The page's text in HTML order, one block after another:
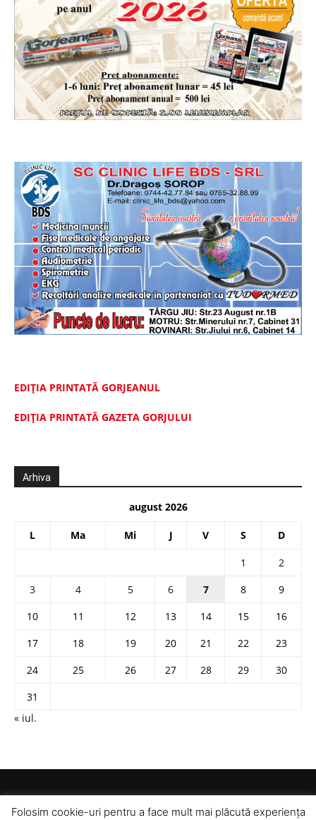
EDIȚIA PRINTATĂ GORJEANUL
EDIŢIA PRINTATĂ GAZETA GORJULUI
Arhiva
august 2026
L Ma Mi J V S D
1
2
3
4 5 6 7 8
9
10
11 12 13 14 15
16
17
18 19 20 21 22
23
24
25 26 27 28 29
30
31
« iul.
Folosim cookie-uri pentru a face mult mai plăcută experiența